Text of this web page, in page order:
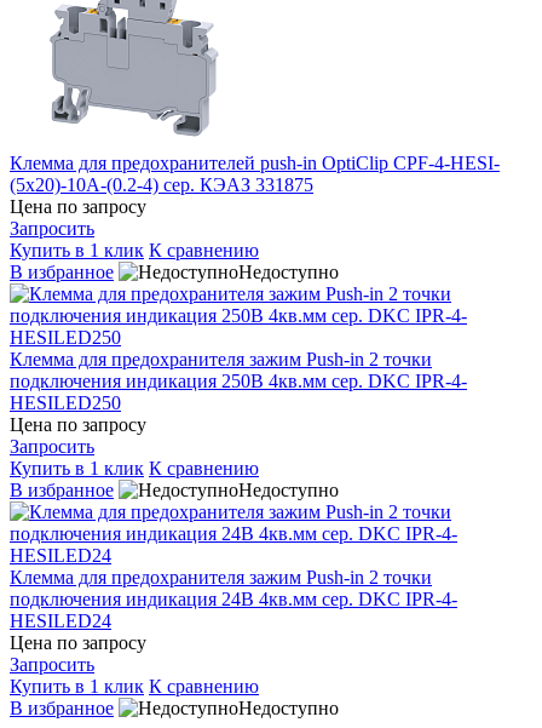
Клемма для предохранителей push-in OptiClip CPF-4-HESI-
(5х20)-10А-(0.2-4) сер. КЭАЗ 331875
Цена по запросу
Запросить
Купить в 1 клик К сравнению
В избранное
Недоступно
Клемма для предохранителя зажим Push-in 2 точки
подключения индикация 250В 4кв.мм сер. DKC IPR-4-
HESILED250
Цена по запросу
Запросить
Купить в 1 клик К сравнению
В избранное
Недоступно
Клемма для предохранителя зажим Push-in 2 точки
подключения индикация 24В 4кв.мм сер. DKC IPR-4-
HESILED24
Цена по запросу
Запросить
Купить в 1 клик К сравнению
В избранное
Недоступно